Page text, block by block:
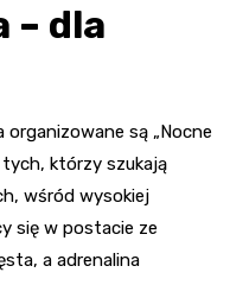
– dla
są „Nocne
tych, którzy szukają
wśród wysokiej
się w postacie ze
a adrenalina